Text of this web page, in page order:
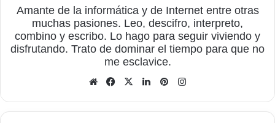
Amante de la informática y de Internet entre otras
muchas pasiones. Leo, descifro, interpreto,
combino y escribo. Lo hago para seguir viviendo y
disfrutando. Trato de dominar el tiempo para que no
me esclavice.
Sitio
Facebook
X LinkedInPinterest